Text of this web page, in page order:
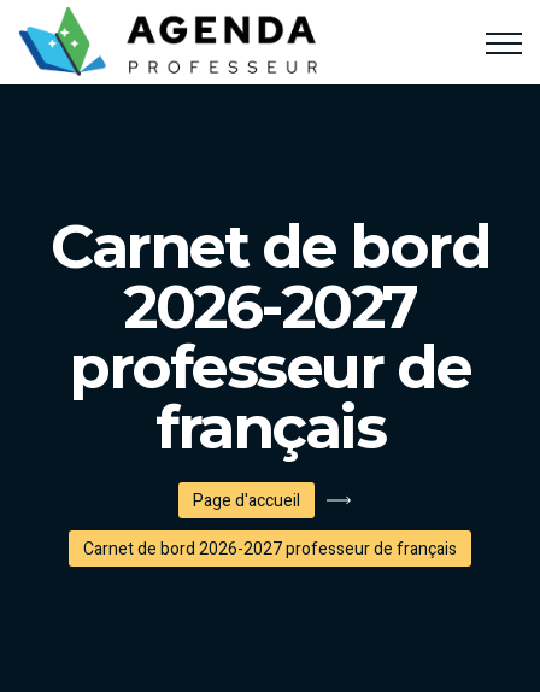
Carnet de bord
2026-2027
professeur de
français
Page d'accueil
Carnet de bord 2026-2027 professeur de français